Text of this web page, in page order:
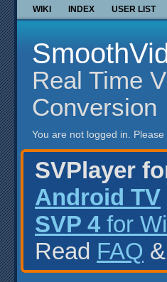
WIKI INDEX USER LIST
Real Time
Conversion
You are not logged in. Please
SVPlayer
Android TV
SVP 4 for
Read FAQ